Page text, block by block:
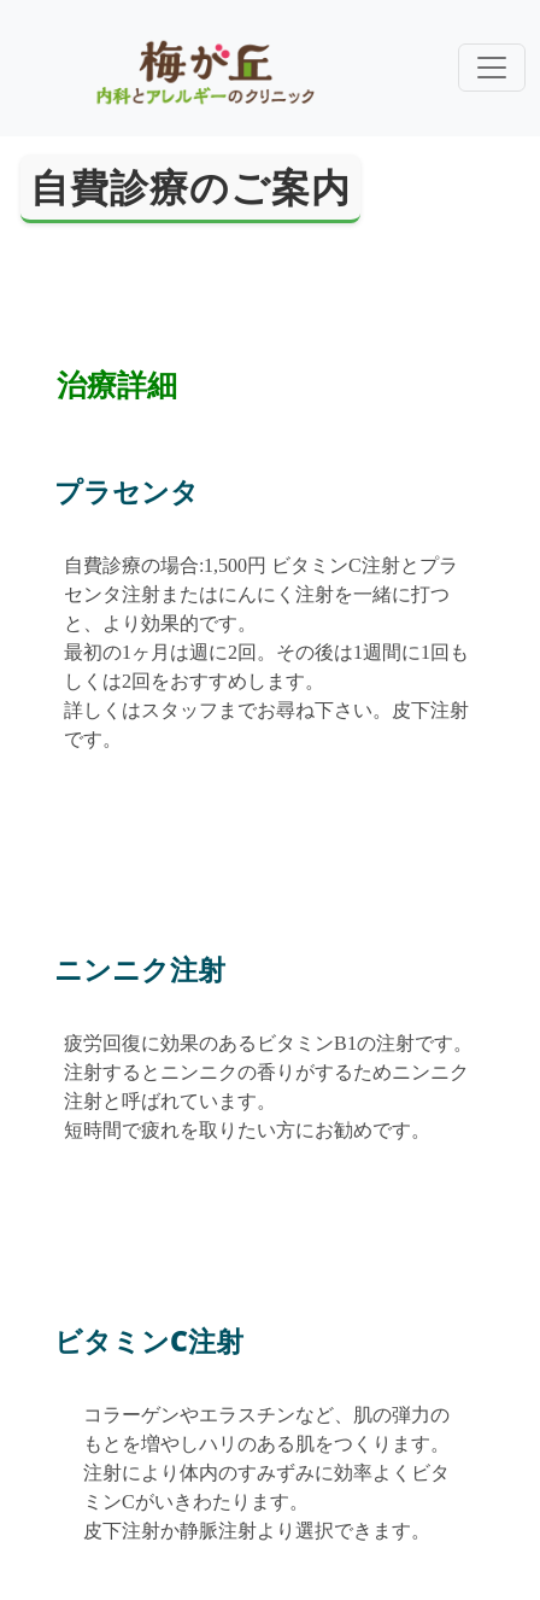
自費診療のご案内
治療詳細
プラセンタ
自費診療の場合:1,500円 ビタミンC注射とプラ
センタ注射またはにんにく注射を一緒に打つ
と、より効果的です。
最初の1ヶ月は週に2回。その後は1週間に1回も
しくは2回をおすすめします。
詳しくはスタッフまでお尋ね下さい。皮下注射
です。
ニンニク注射
疲労回復に効果のあるビタミンB1の注射です。
注射するとニンニクの香りがするためニンニク
注射と呼ばれています。
短時間で疲れを取りたい方にお勧めです。
ビタミンC注射
コラーゲンやエラスチンなど、肌の弾力の
もとを増やしハリのある肌をつくります。
注射により体内のすみずみに効率よくビタ
ミンCがいきわたります。
皮下注射か静脈注射より選択できます。